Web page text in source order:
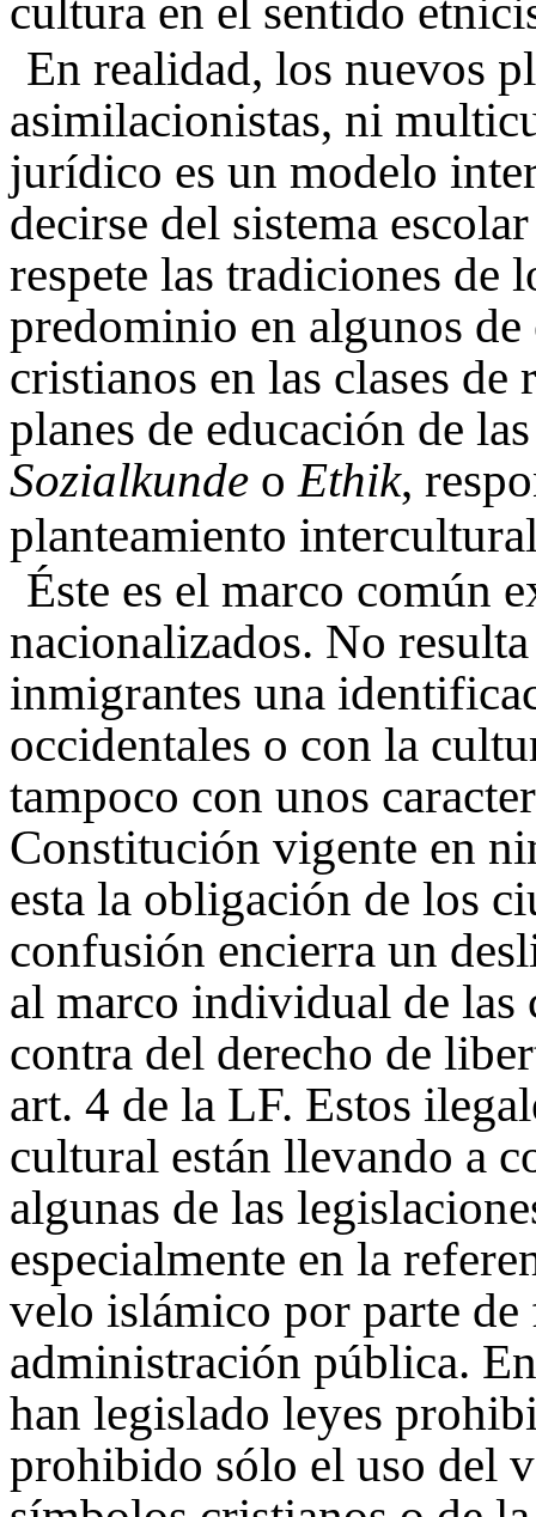
cultura en el sentido
En realidad, los nuevos
asimilacionistas, ni
jurídico es un modelo
decirse del sistema
respete las tradiciones de
predominio en algunos
cristianos en las clases
planes de educación de
Sozialkunde o Ethik,
planteamiento
Éste es el marco común
nacionalizados. No
inmigrantes una
occidentales o con la
tampoco con unos
Constitución vigente en
esta la obligación de los
confusión encierra un
al marco individual de las
contra del derecho de
art. 4 de la LF. Estos
cultural están llevando a
algunas de las
especialmente en la
velo islámico por parte
administración pública.
han legislado leyes
prohibido sólo el uso del